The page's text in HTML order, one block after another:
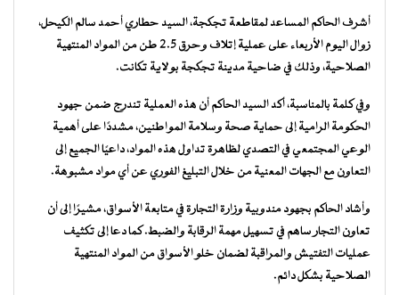
أشرف الحاكم المساعد لمقاطعة تجكجة، السيد حطاري أحمد سالم الكيحل،
زوال اليوم الأربعاء على عملية إتلاف وحرق 2.5 طن من المواد المنتهية
الصلاحية، وذلك في ضاحية مدينة تجكجة بولاية تكانت.
وفي كلمة بالمناسبة، أكد السيد الحاكم أن هذه العملية تندرج ضمن جهود
الحكومة الرامية إلى حماية صحة وسلامة المواطنين، مشددًا على أهمية
الوعي المجتمعي في التصدي لظاهرة تداول هذه المواد، داعيًا الجميع إلى
التعاون مع الجهات المعنية من خلال التبليغ الفوري عن أي مواد مشبوهة.
وأشاد الحاكم بجهود مندوبية وزارة التجارة في متابعة الأسواق، مشيرًا إلى أن
تعاون التجار ساهم في تسهيل مهمة الرقابة والضبط. كما دعا إلى تكثيف
عمليات التفتيش والمراقبة لضمان خلو الأسواق من المواد المنتهية
الصلاحية بشكل دائم.